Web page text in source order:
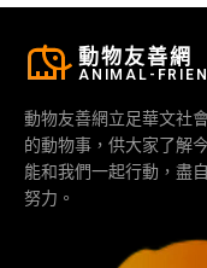
動物友善網
ANIMAL-
動物友善網立足華文社
的動物事，供大家了解
能和我們一起行動，盡
努力。